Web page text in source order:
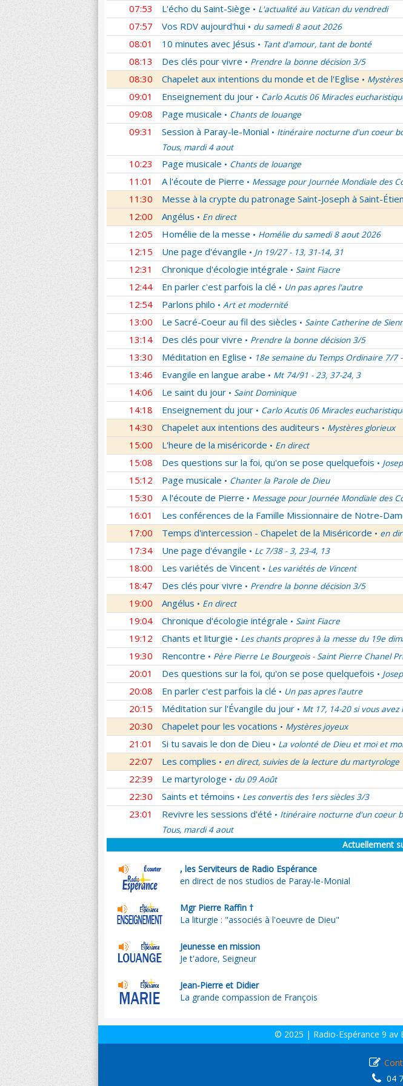
07:53 L'écho du Saint-Siège • L'actualité au Vatican du vendredi
07:57 Vos RDV aujourd'hui • du samedi 8 aout 2026
08:01 10 minutes avec Jésus • Tant d'amour, tant de bonté
08:13 Des clés pour vivre • Prendre la bonne décision 3/5
08:30 Chapelet aux intentions du monde et de l'Eglise •
09:01 Enseignement du jour • Carlo Acutis 06 Miracles
09:08 Page musicale • Chants de louange
09:31 Session à Paray-le-Monial • Itinéraire nocturne d'un coeur
Tous, mardi 4 aout
10:23 Page musicale • Chants de louange
11:01 A l'écoute de Pierre • Message pour Journée Mondiale des
11:30 Messe à la crypte du patronage Saint-Joseph à Saint-
12:00 Angélus • En direct
12:05 Homélie de la messe • Homélie du samedi 8 aout 2026
12:15 Une page d'évangile • Jn 19/27 - 13, 31-14, 31
12:31 Chronique d'écologie intégrale • Saint Fiacre
12:44 En parler c'est parfois la clé • Un pas apres l'autre
12:54 Parlons philo • Art et modernité
13:00 Le Sacré-Coeur au fil des siècles • Sainte Catherine de
13:14 Des clés pour vivre • Prendre la bonne décision 3/5
13:30 Méditation en Eglise • 18e semaine du Temps Ordinaire 7/7
13:46 Evangile en langue arabe • Mt 74/91 - 23, 37-24, 3
14:06 Le saint du jour • Saint Dominique
14:18 Enseignement du jour • Carlo Acutis 06 Miracles
14:30 Chapelet aux intentions des auditeurs • Mystères glorieux
15:00 L'heure de la miséricorde • En direct
15:08 Des questions sur la foi, qu'on se pose quelquefois •
15:12 Page musicale • Chanter la Parole de Dieu
15:30 A l'écoute de Pierre • Message pour Journée Mondiale des
16:01 Les conférences de la Famille Missionnaire de Notre-
17:00 Temps d'intercession - Chapelet de la Miséricorde • en
17:34 Une page d'évangile • Lc 7/38 - 3, 23-4, 13
18:00 Les variétés de Vincent • Les variétés de Vincent
18:47 Des clés pour vivre • Prendre la bonne décision 3/5
19:00 Angélus • En direct
19:04 Chronique d'écologie intégrale • Saint Fiacre
19:12 Chants et liturgie • Les chants propres à la messe du 19e
19:30 Rencontre • Père Pierre Le Bourgeois - Saint Pierre Chanel
20:01 Des questions sur la foi, qu'on se pose quelquefois •
20:08 En parler c'est parfois la clé • Un pas apres l'autre
20:15 Méditation sur l'Évangile du jour • Mt 17, 14-20 si vous
20:30 Chapelet pour les vocations • Mystères joyeux
21:01 Si tu savais le don de Dieu • La volonté de Dieu et moi et
22:07 Les complies • en direct, suivies de la lecture du martyrologe
22:39 Le martyrologe • du 09 Août
22:30 Saints et témoins • Les convertis des 1ers siècles 3/3
23:01 Revivre les sessions d'été • Itinéraire nocturne d'un coeur
Tous, mardi 4 aout
Actuellement
, les Serviteurs de Radio Espérance
en direct de nos studios de Paray-le-Monial
Mgr Pierre Raffin †
La liturgie : "associés à l'oeuvre de Dieu"
Jeunesse en mission
Je t'adore, Seigneur
Jean-Pierre et Didier
La grande compassion de François
© 2025 | Radio-Espérance 9 av
04